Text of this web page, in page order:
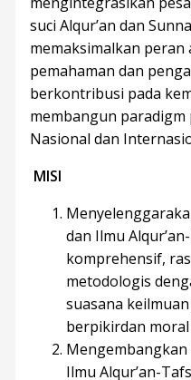
suci Alqur’an dan
memaksimalkan peran
pemahaman dan
berkontribusi pada
membangun
Nasional dan
MISI
dan Ilmu
komprehensif,
metodologis
suasana
berpikirdan moral
Mengembangkan
Ilmu Alqur’an-